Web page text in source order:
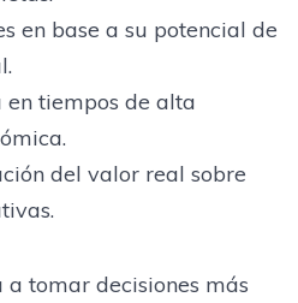
en base a su potencial de
tiempos de alta
del valor real sobre
a tomar decisiones más